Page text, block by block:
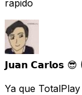
rapido
𝗝𝘂𝗮𝗻 𝗖𝗮𝗿𝗹𝗼𝘀 😎
Ya que